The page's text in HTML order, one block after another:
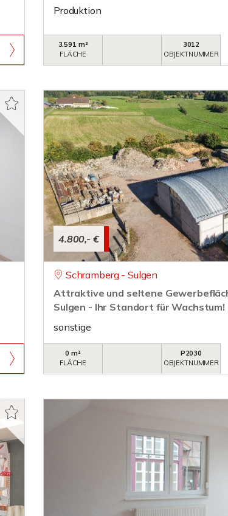
Produktion
3.591 m²
FLÄCHE
3012
OBJEKTNUMMER
4.800,- €
Schramberg - Sulgen
Attraktive und seltene
Sulgen - Ihr Standort für Wachstum!
sonstige
0 m²
FLÄCHE
P2030
OBJEKTNUMMER